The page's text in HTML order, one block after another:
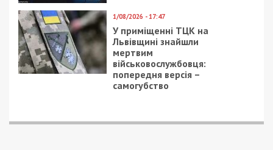
1/08/2026 - 17:47
У приміщенні ТЦК на
Львівщині знайшли
мертвим
військовослужбовця:
попередня версія –
самогубство